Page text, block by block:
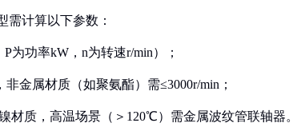
需计算以下参数：
为功率kW，n为转速r/min）；
金属材质（如聚氨酯）需≤3000r/min；
材质，高温场景（＞120℃）需金属波纹管联轴器。